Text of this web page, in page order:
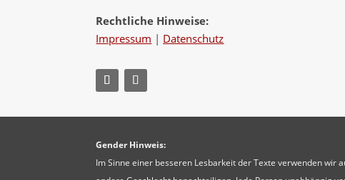
Rechtliche Hinweise:
Impressum | Datenschutz
Gender Hinweis:
Im Sinne einer besseren Lesbarkeit der Texte verwenden